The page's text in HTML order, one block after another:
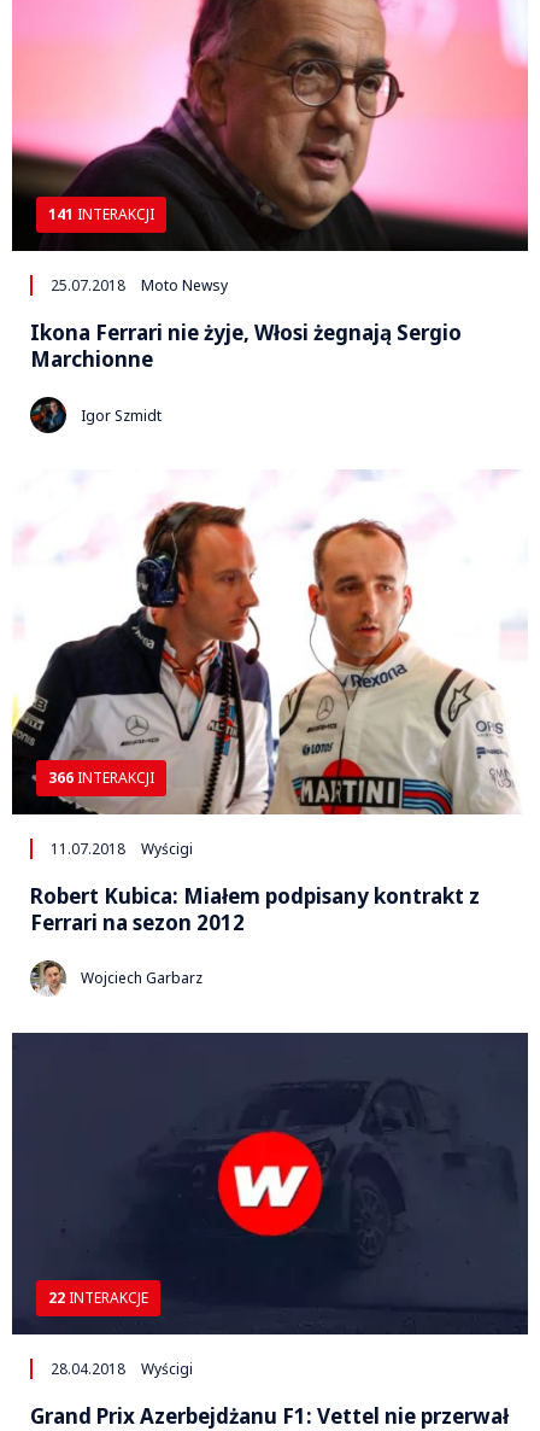
141 INTERAKCJI
25.07.2018 Moto Newsy
Ikona Ferrari nie żyje, Włosi żegnają Sergio
Marchionne
Igor Szmidt
366 INTERAKCJI
11.07.2018 Wyścigi
Robert Kubica: Miałem podpisany kontrakt z
Ferrari na sezon 2012
Wojciech Garbarz
22 INTERAKCJE
28.04.2018 Wyścigi
Grand Prix Azerbejdżanu F1: Vettel nie przerwał